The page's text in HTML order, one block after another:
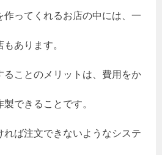
作ってくれるお店の中には、一
あります。
ることのメリットは、費用をか
できることです。
ば注文できないようなシステ